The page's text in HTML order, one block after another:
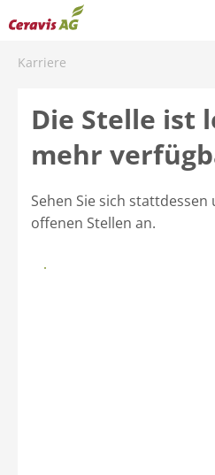
Karriere
Die Stelle ist
mehr
Sehen Sie sich
offenen Stellen an.
Zurück zur Stellenübersicht